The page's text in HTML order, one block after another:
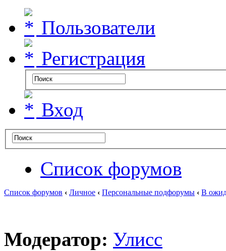
Пользователи
Регистрация
Вход
Список форумов
Список форумов ‹ Личное ‹ Персональные подфорумы ‹ В
Модератор: Улисс